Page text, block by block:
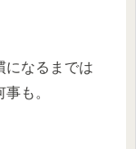
になるまでは
も。